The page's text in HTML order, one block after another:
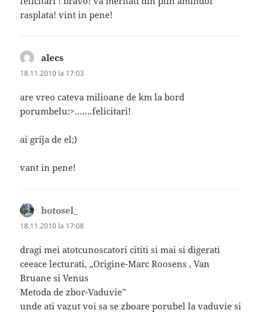
rasplata! vint in pene!
alecs
18.11.2010 la 17:03
are vreo cateva milioane de km la bord
porumbelu:>…….felicitari!
ai grija de el;)
vant in pene!
botosel_
18.11.2010 la 17:08
dragi mei atotcunoscatori cititi si mai si digerati
ceeace lecturati, „Origine-Marc Roosens , Van
Bruane si Venus
Metoda de zbor-Vaduvie”
unde ati vazut voi sa se zboare porubel la vaduvie si